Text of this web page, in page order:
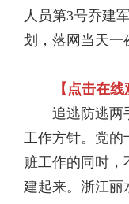
人员第3号乔建
划，落网当天一
【点击在
追逃防逃两手
工作方针。党的
赃工作的同时，
建起来。浙江丽